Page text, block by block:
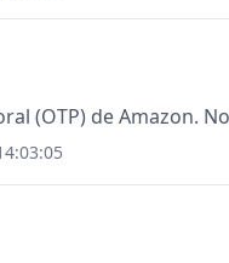
(OTP) de Amazon.